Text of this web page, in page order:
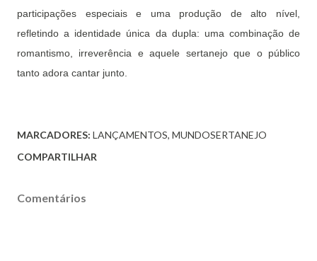
participações especiais e uma produção de alto nível,
refletindo a identidade única da dupla: uma combinação de
romantismo, irreverência e aquele sertanejo que o público
tanto adora cantar junto.
MARCADORES: LANÇAMENTOS MUNDOSERTANEJO
COMPARTILHAR
Comentários